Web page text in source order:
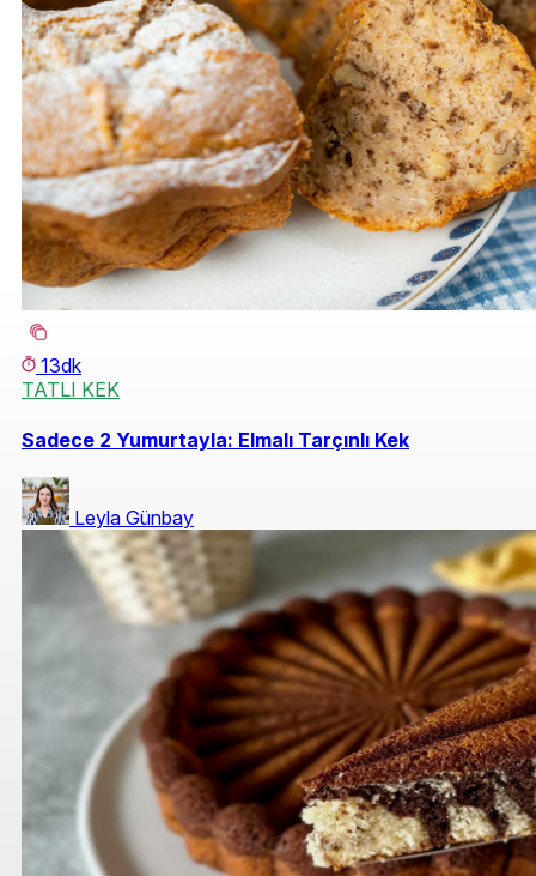
13dk
TATLI KEK
Sadece 2 Yumurtayla: Elmalı Tarçınlı Kek
Leyla Günbay